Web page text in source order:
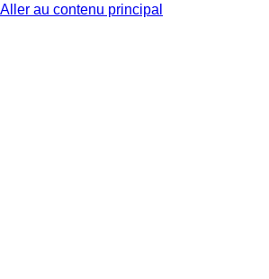
Aller au contenu principal